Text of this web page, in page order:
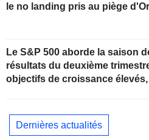
le no landing pris au piège
Le S&P 500 aborde la saison
résultats du deuxième
objectifs de croissance
Dernières actualités